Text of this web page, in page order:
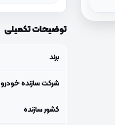
توضیحات تکمیلی
برند
شرکت سازنده خودرو
کشور سازنده